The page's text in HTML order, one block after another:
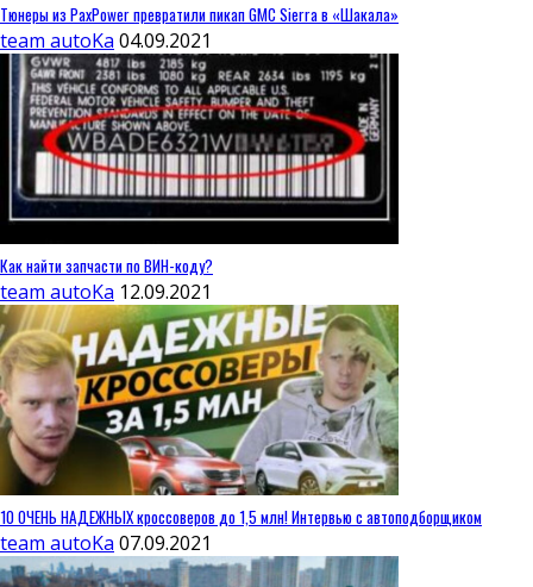
Тюнеры из PaxPower превратили пикап GMC Sierra в «Шакала»
team autoKa 04.09.2021
Как найти запчасти по ВИН-коду?
team autoKa 12.09.2021
10 ОЧЕНЬ НАДЕЖНЫХ кроссоверов до 1,5 млн! Интервью с автоподборщиком
team autoKa 07.09.2021